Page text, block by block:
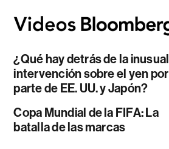
¿Qué hay detrás de la inusual
intervención sobre el yen por
parte de EE. UU. y Japón?
Copa Mundial de la FIFA: La
batalla de las marcas